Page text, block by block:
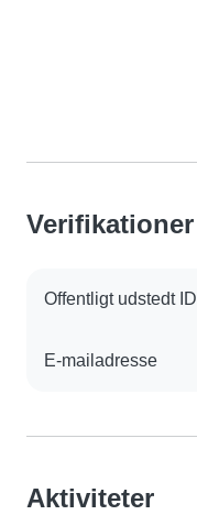
Verifikationer
Offentligt udstedt ID
E-mailadresse
Aktiviteter